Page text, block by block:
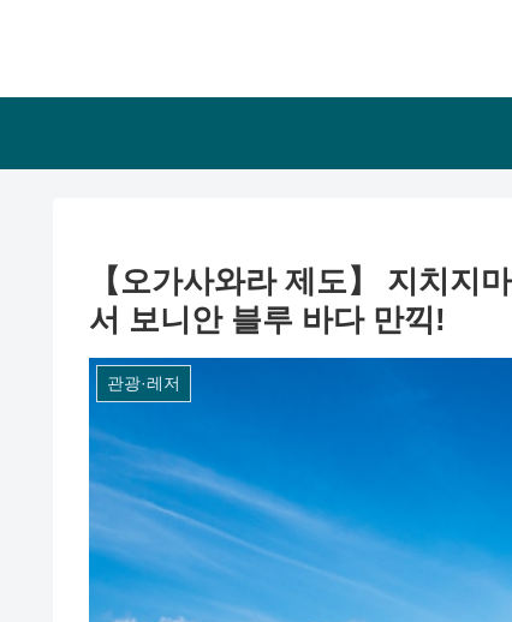
【오가사와라 제도】 지치지
서 보니안 블루 바다 만끽!
관광·레저